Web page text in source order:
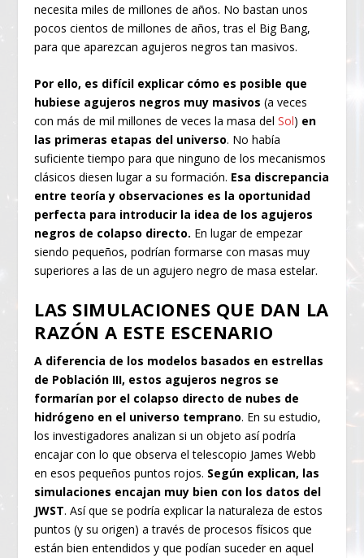
necesita miles de millones de años. No bastan unos
pocos cientos de millones de años, tras el Big Bang,
para que aparezcan agujeros negros tan masivos.
Por ello, es difícil explicar cómo es posible que
hubiese agujeros negros muy masivos(a veces
con más de mil millones de veces la masa delSol) en
las primeras etapas del universo. No había
suficiente tiempo para que ninguno de los mecanismos
clásicos diesen lugar a su formación. Esa discrepancia
entre teoría y observaciones es la oportunidad
perfecta para introducir la idea de los agujeros
negros de colapso directo. En lugar de empezar
siendo pequeños, podrían formarse con masas muy
superiores a las de un agujero negro de masa estelar.
LAS SIMULACIONES QUE DAN LA
RAZÓN A ESTE ESCENARIO
A diferencia de los modelos basados en estrellas
de Población III, estos agujeros negros se
formarían por el colapso directo de nubes de
hidrógeno en el universo temprano. En su estudio,
los investigadores analizan si un objeto así podría
encajar con lo que observa el telescopio James Webb
en esos pequeños puntos rojos. Según explican, las
simulaciones encajan muy bien con los datos del
JWST. Así que se podría explicar la naturaleza de estos
puntos (y su origen) a través de procesos físicos que
están bien entendidos y que podían suceder en aquel